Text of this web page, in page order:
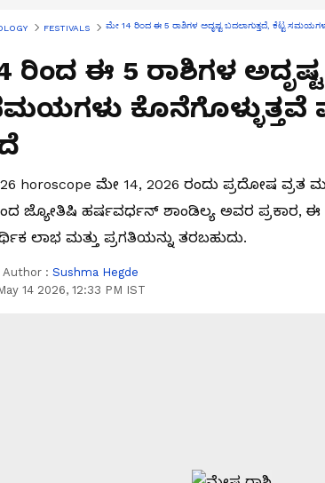
FESTIVALS ಮೇ 14 ರಿಂದ ಈ 5 ರಾಶಿಗಳ ಅದೃಷ್ಟ ಬದಲಾಗುತ್ತದೆ, ಕೆಟ್ಟ ಸಮಯಗಳು
ರಿಂದ ಈ 5 ರಾಶಿಗಳ
ಕೊನೆಗೊಳ್ಳುತ್ತವೆ
horoscope ಮೇ 14, 2026 ರಂದು ಪ್ರದೋಷ ವ್ರತ
ಜ್ಯೋತಿಷಿ ಹರ್ಷವರ್ಧನ್ ಶಾಂಡಿಲ್ಯ ಅವರ ಪ್ರಕಾರ,
ಲಾಭ ಮತ್ತು ಪ್ರಗತಿಯನ್ನು ತರಬಹುದು.
Author : Sushma Hegde
14 2026, 12:33 PM IST